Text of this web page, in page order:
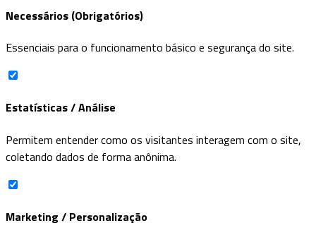
Necessários (Obrigatórios)
Essenciais para o funcionamento básico e segurança do site.
Estatísticas / Análise
Permitem entender como os visitantes interagem com o site,
coletando dados de forma anônima.
Marketing / Personalização